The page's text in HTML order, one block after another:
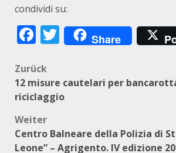
condividi su:
Facebook
Twitter
Share
Beitragsnavigation
Zurück
12 misure cautelari per
riciclaggio
Weiter
Centro Balneare della Polizia di
Leone” – Agrigento. IV edizione